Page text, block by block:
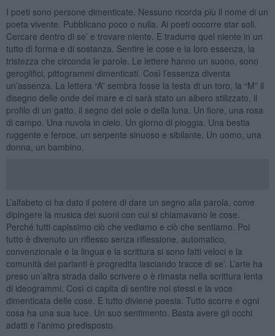
I poeti sono persone dimenticate. Nessuno ricorda più il nome di un
poeta vivente. Pubblicano poco o nulla. Ai poeti occorre star soli.
Cercare dentro di se’ e trovare niente. E tradurre quel niente in un
tutto di forma e di sostanza. Sentire le cose e la loro essenza, la
tristezza che circonda le parole. Le lettere hanno un suono, sono
geroglifici, pittogrammi dimenticati. Così l’essenza diventa
un’assenza. La lettera “A” sembra fosse la testa di un toro, la “M” il
disegno delle onde del mare e ci sarà stato un albero stilizzato, il
profilo di un gatto, il segno del sole o della luna. Un fiore, una rosa
di campo. Una nuvola in cielo. Un giorno di pioggia. Una bestia
ruggente e feroce, un serpente sinuoso e sibilante. Un uomo, una
donna, un bambino.
L’alfabeto ci ha dato il potere di dare un segno alla parola, come
dipingere la musica dei suoni con cui si chiamavano le cose.
Perché tutti capissimo ciò che vediamo e ciò che sentiamo. Poi
tutto è divenuto un riflesso senza riflessione, automatico,
convenzionale e la lingua e la scrittura si sono fatti veloci e la
comunità dei parlanti è progredita lasciando tracce di se’. L’arte ha
preso un’altra strada dallo scrivere o è rimasta nella scrittura lenta
di ideogrammi. Così ci capita di sentire noi stessi e la voce
dimenticata delle cose. E tutto diviene poesia. Tutto scorre e ogni
cosa ha una sua luce. Un suo sentimento. Basta avere gli occhi
adatti e l’animo predisposto.